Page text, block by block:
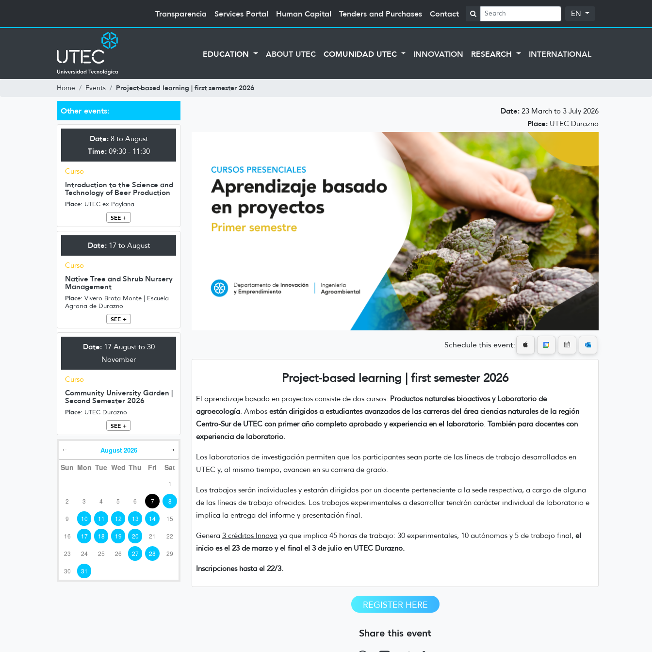
Transparencia Services Portal Human Capital Tenders and Purchases Contact EN
EDUCATION ABOUT UTEC COMUNIDAD UTEC INNOVATION RESEARCH INTERNATIONAL
Home Events Project-based learning | first semester 2026
Other events:
Date:8 to August
Time:09:30 - 11:30
Curso
Introduction to the Science and
Technology of Beer Production
Place: UTEC ex Paylana
SEE +
Date:17 to August
Curso
Native Tree and Shrub Nursery
Management
Place: Vivero Brota Monte | Escuela
Agraria de Durazno
SEE +
Date:17 August to 30
November
Curso
Community University Garden |
Second Semester 2026
Place: UTEC Durazno
SEE +
August 2026
Sun Mon Tue Wed Thu Fri Sat
1
2 3 4 5 6 7 8
9 10 11 12 13 14 15
16 17 18 19 20 21 22
23 24 25 26 27 28 29
30 31
Date: 23 March to 3 July 2026
Place: UTEC Durazno
Schedule this event:
Project-based learning | first semester 2026
El aprendizaje basado en proyectos consiste de dos cursos: Productos naturales bioactivos y Laboratorio de
agroecología. Ambos están dirigidos a estudiantes avanzados de las carreras del área ciencias naturales de la región
Centro-Sur de UTEC con primer año completo aprobado y experiencia en el laboratorio. También para docentes con
experiencia de laboratorio.
Los laboratorios de investigación permiten que los participantes sean parte de las líneas de trabajo desarrolladas en
UTEC y, al mismo tiempo, avancen en su carrera de grado.
Los trabajos serán individuales y estarán dirigidos por un docente perteneciente a la sede respectiva, a cargo de alguna
de las líneas de trabajo ofrecidas. Los trabajos experimentales a desarrollar tendrán carácter individual de laboratorio e
implica la entrega del informe y presentación final.
Genera 3 créditos Innova ya que implica 45 horas de trabajo: 30 experimentales, 10 autónomas y 5 de trabajo final, el
inicio es el 23 de marzo y el final el 3 de julio en UTEC Durazno.
Inscripciones hasta el 22/3.
REGISTER HERE
Share this event